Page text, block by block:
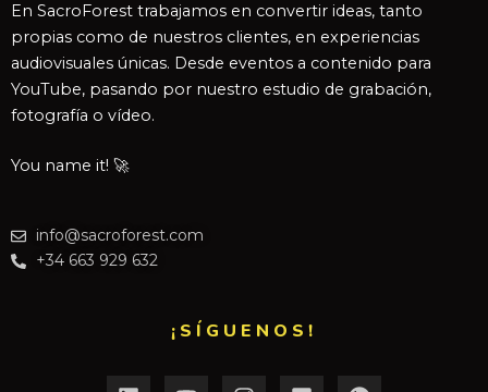
En SacroForest trabajamos en convertir ideas, tanto
propias como de nuestros clientes, en experiencias
audiovisuales únicas. Desde eventos a contenido para
YouTube, pasando por nuestro estudio de grabación,
fotografía o vídeo.
You name it! 🚀
info@sacroforest.com
+34 663 929 632
¡SÍGUENOS!